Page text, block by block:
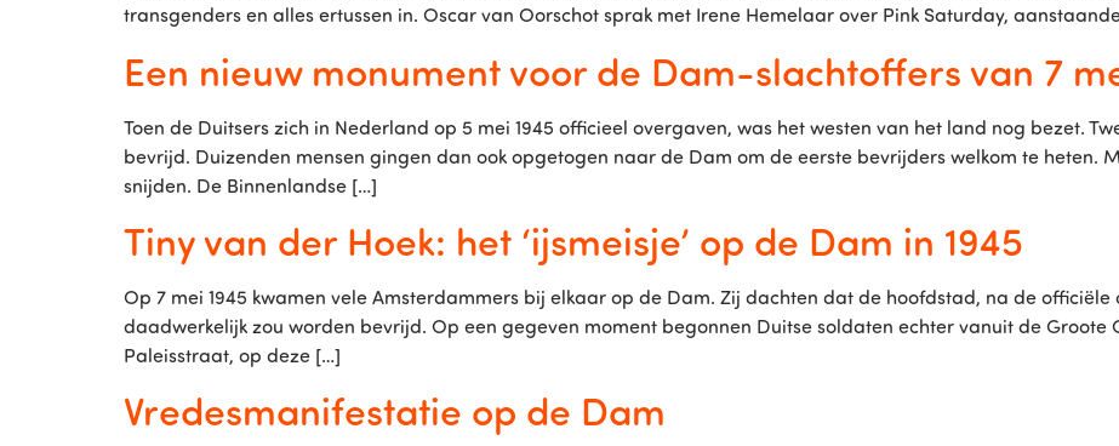
transgenders en alles ertussen in. Oscar van Oorschot sprak met Irene Hemelaar over Pink Saturday,
Een nieuw monument voor de Dam-slachtoffers van 7
Toen de Duitsers zich in Nederland op 5 mei 1945 officieel overgaven, was het westen van het land nog bezet.
bevrijd. Duizenden mensen gingen dan ook opgetogen naar de Dam om de eerste bevrijders welkom te heten.
snijden. De Binnenlandse […]
Tiny van der Hoek: het ‘ijsmeisje’ op de Dam in 1945
Op 7 mei 1945 kwamen vele Amsterdammers bij elkaar op de Dam. Zij dachten dat de hoofdstad, na de
daadwerkelijk zou worden bevrijd. Op een gegeven moment begonnen Duitse soldaten echter vanuit de Groote
Paleisstraat, op deze […]
Vredesmanifestatie op de Dam